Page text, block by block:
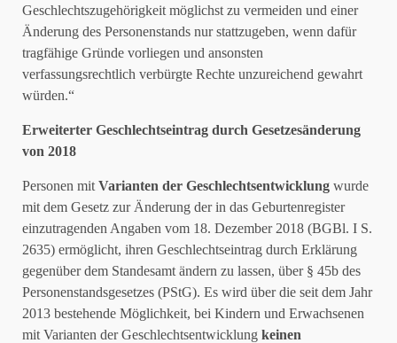
Geschlechtszugehörigkeit möglichst zu vermeiden und einer
Änderung des Personenstands nur stattzugeben, wenn dafür
tragfähige Gründe vorliegen und ansonsten
verfassungsrechtlich verbürgte Rechte unzureichend gewahrt
würden.“
Erweiterter Geschlechtseintrag durch Gesetzesänderung
von 2018
Personen mit Varianten der Geschlechtsentwicklung wurde
mit dem Gesetz zur Änderung der in das Geburtenregister
einzutragenden Angaben vom 18. Dezember 2018 (BGBl. I S.
2635) ermöglicht, ihren Geschlechtseintrag durch Erklärung
gegenüber dem Standesamt ändern zu lassen, über § 45b des
Personenstandsgesetzes (PStG). Es wird über die seit dem Jahr
2013 bestehende Möglichkeit, bei Kindern und Erwachsenen
mit Varianten der Geschlechtsentwicklung keinen